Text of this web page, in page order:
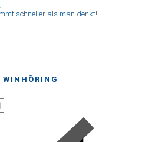
schneller als man denkt!
WINHÖRING